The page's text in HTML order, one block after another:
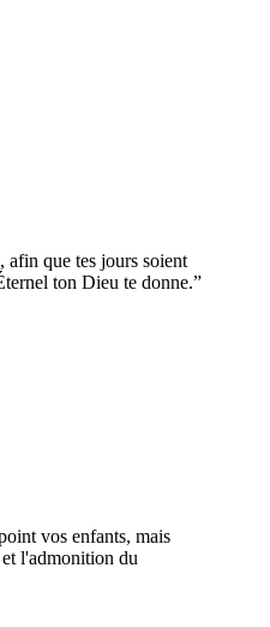
afin que tes jours soient
ton Dieu te donne.”
vos enfants, mais
l'admonition du